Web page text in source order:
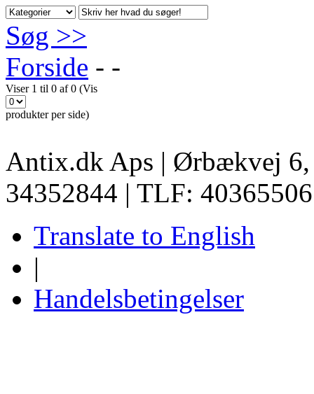
Søg >>
Forside - -
Viser 1 til 0 af 0 (Vis
produkter per side)
Antix.dk Aps | Ørbækvej
34352844 | TLF:
Translate to English
|
Handelsbetingelser